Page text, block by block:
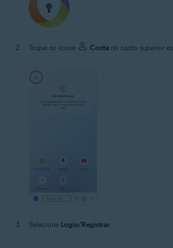
Toque no ícone Conta no canto superior
Selecione Login/Registrar.